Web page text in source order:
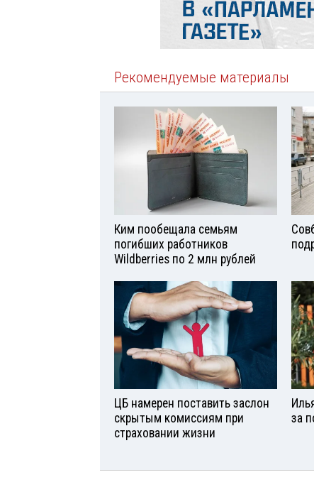
Рекомендуемые материалы
Ким пообещала семьям
погибших работников
Wildberries по 2 млн рублей
ЦБ намерен поставить заслон
скрытым комиссиям при
страховании жизни
за